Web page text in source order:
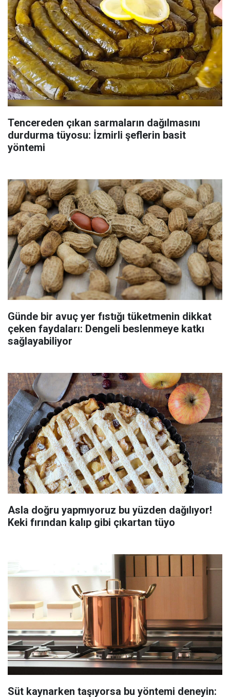
Tencereden çıkan sarmaların dağılmasını
durdurma tüyosu: İzmirli şeflerin basit
yöntemi
Günde bir avuç yer fıstığı tüketmenin dikkat
çeken faydaları: Dengeli beslenmeye katkı
sağlayabiliyor
Asla doğru yapmıyoruz bu yüzden dağılıyor!
Keki fırından kalıp gibi çıkartan tüyo
Süt kaynarken taşıyorsa bu yöntemi deneyin: